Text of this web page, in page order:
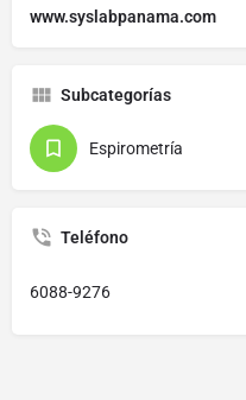
www.syslabpanama.com
Subcategorías
Espirometría
Teléfono
6088-9276